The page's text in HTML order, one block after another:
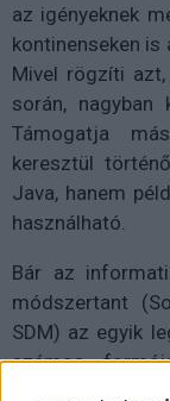
az igényeknek
kontinenseken
Mivel rögzíti
során, nagyban
Támogatja
keresztül
Java, hanem
használható.
Bár az
módszertant
SDM) az egyik
számos
igyekszik